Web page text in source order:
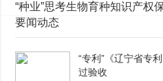
“种业”思考生物育种知识产权
要闻动态
“专利”《辽宁省专
过验收